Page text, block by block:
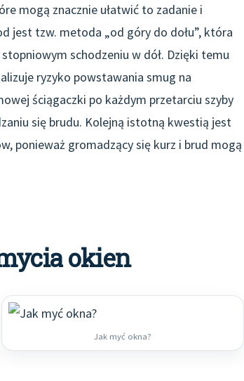
mogą znacznie ułatwić to zadanie i
jest tzw. metoda „od góry do dołu”, która
schodzeniu w dół. Dzięki temu
ryzyko powstawania smug na
ściągaczki po każdym przetarciu szyby
się brudu. Kolejną istotną kwestią jest
ponieważ gromadzący się kurz i brud mogą
okien
Jak myć okna?